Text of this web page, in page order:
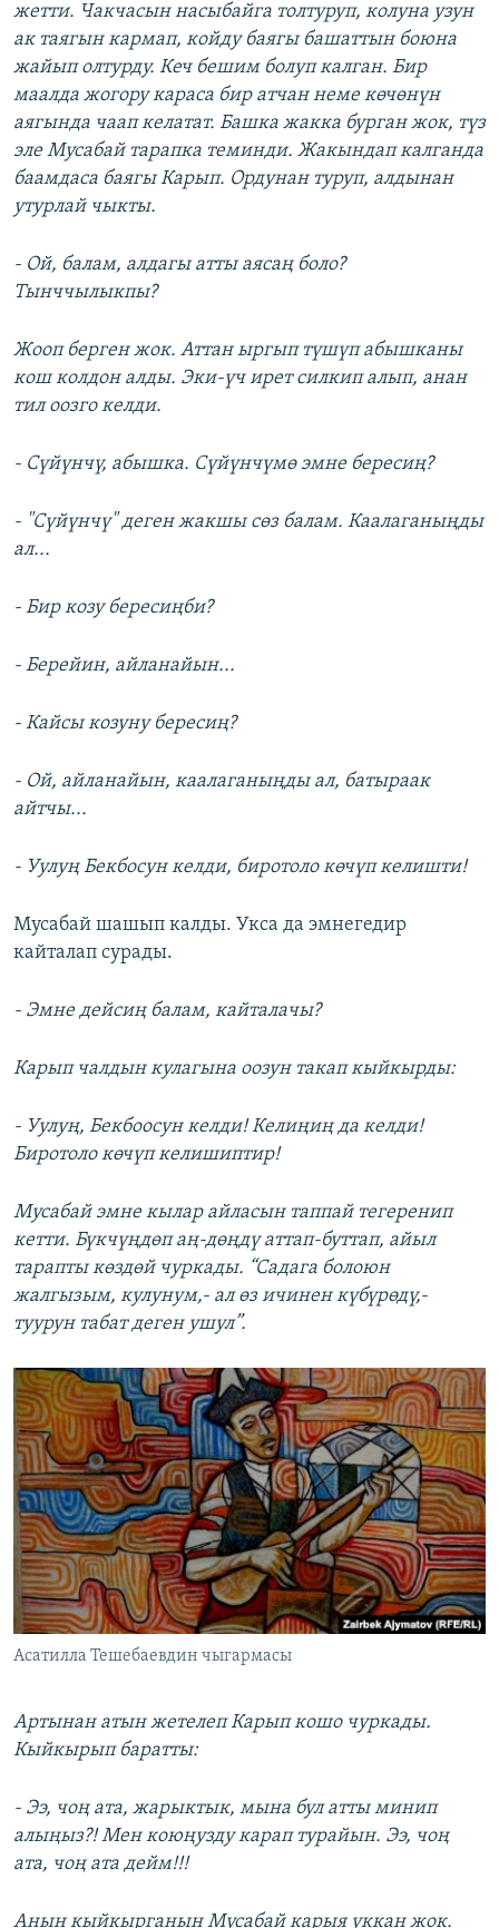
жетти. Чакчасын насыбайга толтуруп, колуна узун
ак таягын кармап, койду баягы башаттын боюна
жайып олтурду. Кеч бешим болуп калган. Бир
маалда жогору караса бир атчан неме көчөнүн
аягында чаап келатат. Башка жакка бурган жок, түз
эле Мусабай тарапка теминди. Жакындап калганда
баамдаса баягы Карып. Ордунан туруп, алдынан
утурлай чыкты.
- Ой, балам, алдагы атты аясаң боло?
Тынччылыкпы?
Жооп берген жок. Аттан ыргып түшүп абышканы
кош колдон алды. Эки-үч ирет силкип алып, анан
тил оозго келди.
- Сүйүнчү, абышка. Сүйүнчүмө эмне бересиң?
- "Сүйүнчү" деген жакшы сөз балам. Каалаганыңды
ал...
- Бир козу бересиңби?
- Берейин, айланайын...
- Кайсы козуну бересиң?
- Ой, айланайын, каалаганыңды ал, батыраак
айтчы...
- Уулуң Бекбосун келди, биротоло көчүп келишти!
Мусабай шашып калды. Укса да эмнегедир
кайталап сурады.
- Эмне дейсиң балам, кайталачы?
Карып чалдын кулагына оозун такап кыйкырды:
- Уулуң, Бекбоосун келди! Келиңиң да келди!
Биротоло көчүп келишиптир!
Мусабай эмне кылар айласын таппай тегеренип
кетти. Бүкчүңдөп аң-дөңдү аттап-буттап, айыл
тарапты көздөй чуркады. “Садага болоюн
жалгызым, кулунум,- ал өз ичинен күбүрөдү,-
туурун табат деген ушул”.
Асатилла Тешебаевдин чыгармасы
Артынан атын жетелеп Карып кошо чуркады.
Кыйкырып баратты:
- Ээ, чоң ата, жарыктык, мына бул атты минип
алыңыз?! Мен коюңузду карап турайын. Ээ, чоң
ата, чоң ата дейм!!!
Анын кыйкырганын Мусабай карыя уккан жок.